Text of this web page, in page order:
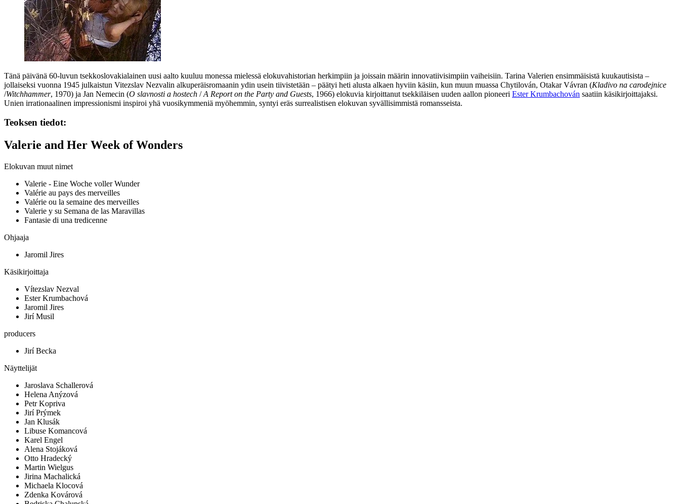
Tänä päivänä 60‑luvun tsekkoslovakialainen uusi aalto kuuluu monessa mielessä elokuvahistorian herkimpiin ja joissain määrin innovatiivisimpiin vaiheisiin. Tarina Valerien ensimmäisistä kuukautisista –
jollaiseksi vuonna 1945 julkaistun Vitezslav Nezvalin alkuperäisromaanin ydin usein tiivistetään – päätyi heti alusta alkaen hyviin käsiin, kun muun muassa Chytilován, Otakar Vávran (Kladivo na carodejnice
/Witchhammer, 1970) ja Jan Nemecin (O slavnosti a hostech /A Report on the Party and Guests, 1966) elokuvia kirjoittanut tsekkiläisen uuden aallon pioneeri Ester Krumbachován saatiin käsikirjoittajaksi.
Unien irrationaalinen impressionismi inspiroi yhä vuosikymmeniä myöhemmin, syntyi eräs surrealistisen elokuvan syvällisimmistä romansseista.
Teoksen tiedot:
Valerie and Her Week of Wonders
Elokuvan muut nimet
Valerie - Eine Woche voller Wunder
Valérie au pays des merveilles
Valérie ou la semaine des merveilles
Valerie y su Semana de las Maravillas
Fantasie di una tredicenne
Ohjaaja
Jaromil Jires
Käsikirjoittaja
Vítezslav Nezval
Ester Krumbachová
Jaromil Jires
Jirí Musil
producers
Jirí Becka
Näyttelijät
Jaroslava Schallerová
Helena Anýzová
Petr Kopriva
Jirí Prýmek
Jan Klusák
Libuse Komancová
Karel Engel
Alena Stojáková
Otto Hradecký
Martin Wielgus
Jirina Machalická
Michaela Klocová
Zdenka Kovárová